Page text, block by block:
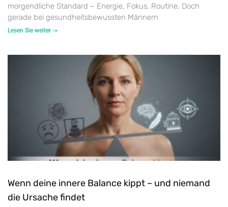
morgendliche Standard – Energie, Fokus, Routine. Doch
gerade bei gesundheitsbewussten Männern
Lesen Sie weiter ->
Wenn deine innere Balance kippt – und niemand
die Ursache findet